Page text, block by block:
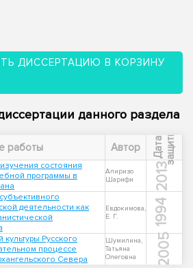
ДИССЕРТАЦИЮ В КОРЗИНУ
данного раздела
работы Автор Д
а
т
а
з
а
щ
и
т ы
состояния
программы в
Алиризо
Шарифи
2013
деятельности как
Евдокимова,
Е. Г.
1994
Русского
процессе
Севера
Шумилина,
Татьяна
Олеговна
2005